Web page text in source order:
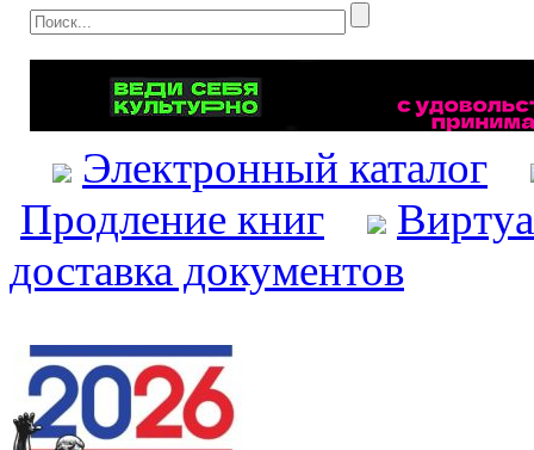
Электронный каталог
Продление книг
доставка документов